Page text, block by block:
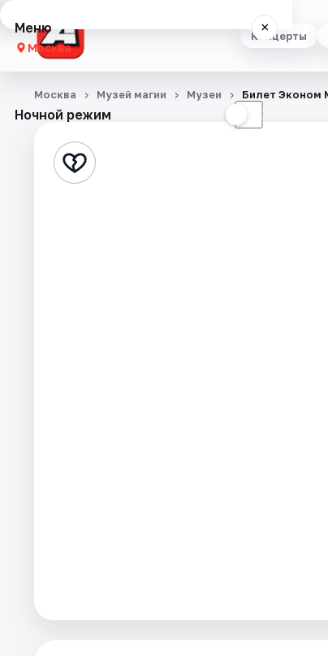
Концерты
Меню ×
Москва
Концерты
Стендап
Ночной режим ☾
Москва Музей магии Музеи Билет Эконом